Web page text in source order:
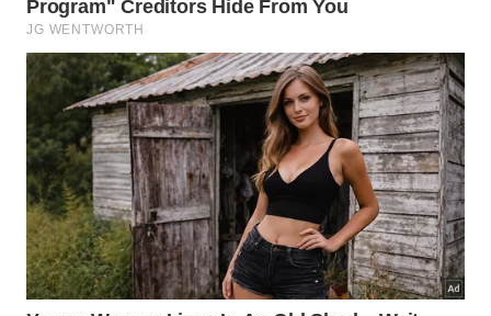
Moai Hoa hakananai’a